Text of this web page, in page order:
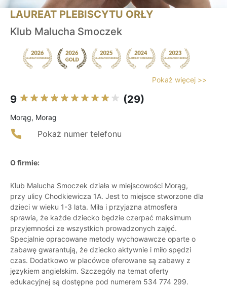
LAUREAT PLEBISCYTU ORŁY
Klub Malucha Smoczek
Pokaż więcej >>
9 (29)
Morąg, Morag
Pokaż numer telefonu
O firmie:
Klub Malucha Smoczek działa w miejscowości Morąg,
przy ulicy Chodkiewicza 1A. Jest to miejsce stworzone dla
dzieci w wieku 1-3 lata. Miła i przyjazna atmosfera
sprawia, że każde dziecko będzie czerpać maksimum
przyjemności ze wszystkich prowadzonych zajęć.
Specjalnie opracowane metody wychowawcze oparte o
zabawę gwarantują, że dziecko aktywnie i miło spędzi
czas. Dodatkowo w placówce oferowane są zabawy z
językiem angielskim. Szczegóły na temat oferty
edukacyjnej są dostępne pod numerem 534 774 299.